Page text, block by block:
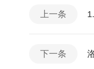
上一条
下一条